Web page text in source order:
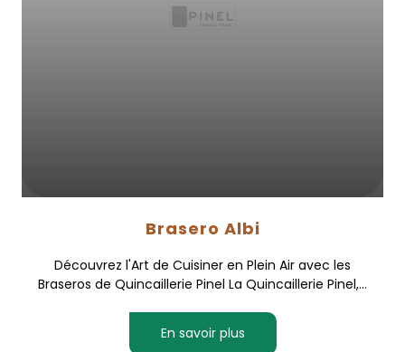
Brasero Albi
Découvrez l'Art de Cuisiner en Plein Air avec les
Braseros de Quincaillerie Pinel La Quincaillerie Pinel,...
En savoir plus